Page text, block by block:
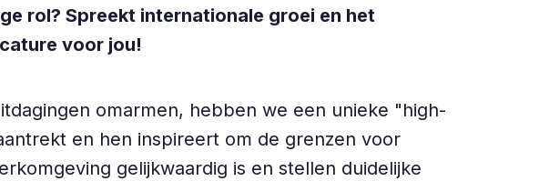
rol? Spreekt internationale groei en het
voor jou!
omarmen, hebben we een unieke "high-
en hen inspireert om de grenzen voor
gelijkwaardig is en stellen duidelijke